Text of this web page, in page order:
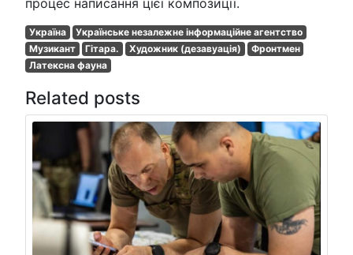
Україна
Українське незалежне інформаційне агентство
Музикант
Гітара. Художник (дезавуація)
Фронтмен
Латексна фауна
Related posts